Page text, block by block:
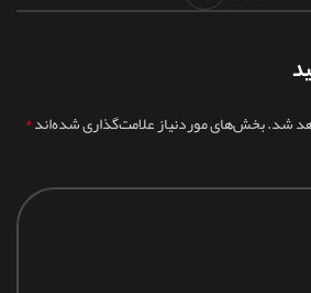
شد.بخش‌های موردنیاز علامت‌گذاری شده‌اند*